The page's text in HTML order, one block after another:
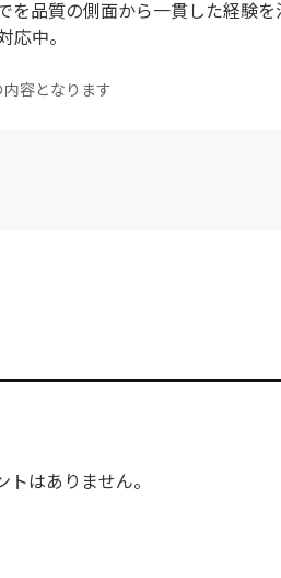
を品質の側面から一貫した経験
中。
容となります
はありません。